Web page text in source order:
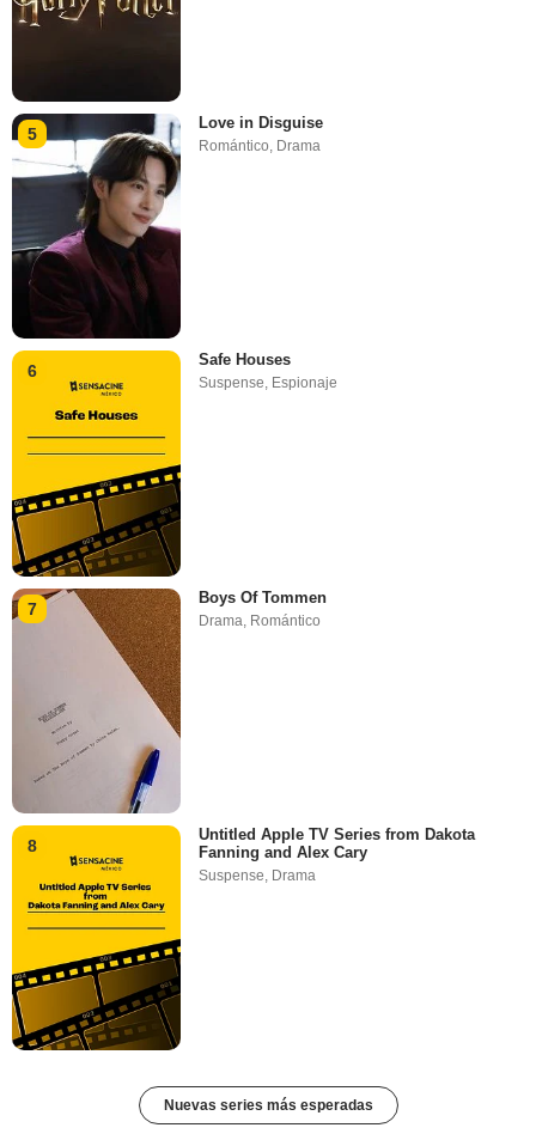
5
Love in Disguise
Romántico, Drama
6
Safe Houses
Suspense, Espionaje
7
Boys Of Tommen
Drama Romántico
8
Untitled Apple TV Series from Dakota
Fanning and Alex Cary
Suspense, Drama
Nuevas series más esperadas